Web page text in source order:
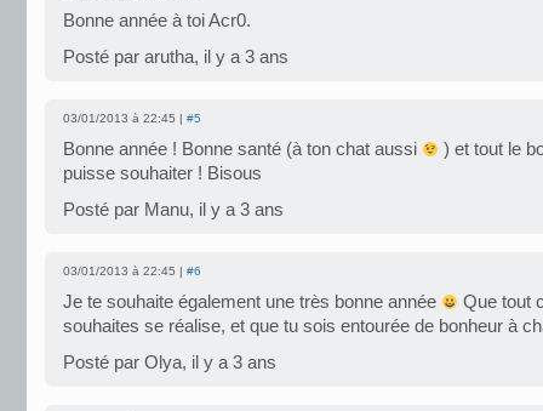
Bonne année à toi Acr0.
Posté par arutha, il y a 3 ans
03/01/2013 à 22:45 | #5
Bonne année ! Bonne santé (à ton chat aussi
) et tout le
puisse souhaiter ! Bisous
Posté par Manu, il y a 3 ans
03/01/2013 à 22:45 | #6
Je te souhaite également une très bonne année
Que tout
souhaites se réalise, et que tu sois entourée de bonheur à
Posté par Olya, il y a 3 ans